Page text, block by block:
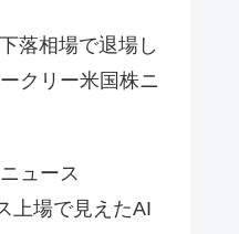
落相場で退場し
クリー米国株ニ
ュース
上場で見えたAI